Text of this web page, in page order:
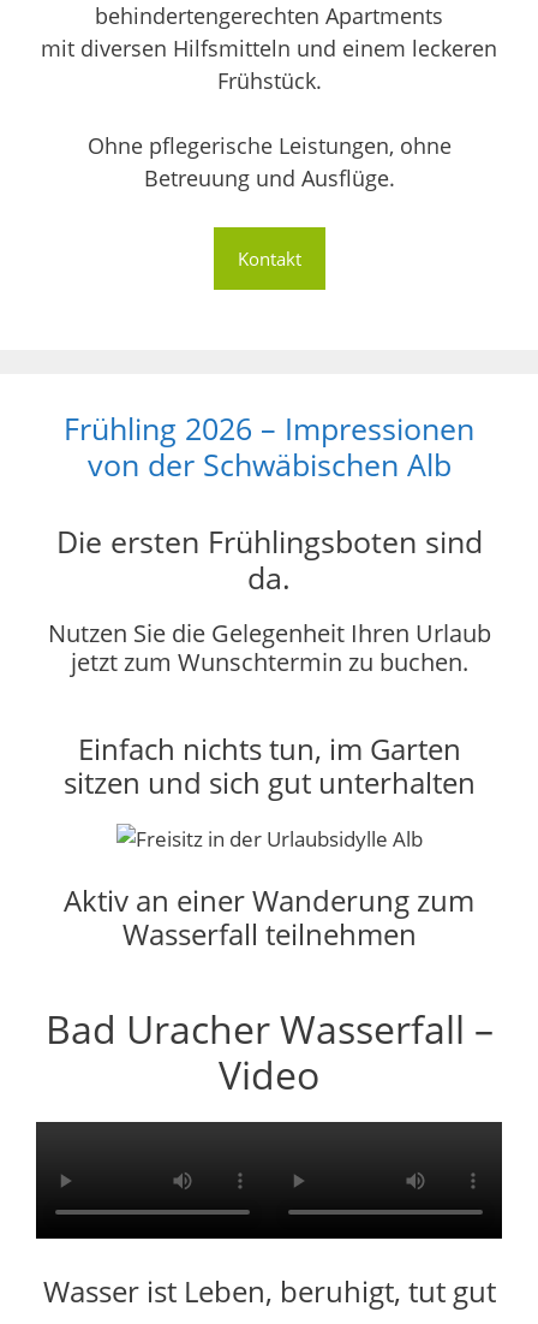
behindertengerechten Apartments
mit diversen Hilfsmitteln und einem leckeren
Frühstück.
Ohne pflegerische Leistungen, ohne
Betreuung und Ausflüge.
Kontakt
Frühling 2026 – Impressionen
von der Schwäbischen Alb
Die ersten Frühlingsboten sind
da.
Nutzen Sie die Gelegenheit Ihren Urlaub
jetzt zum Wunschtermin zu buchen.
Einfach nichts tun, im Garten
sitzen und sich gut unterhalten
Aktiv an einer Wanderung zum
Wasserfall teilnehmen
Bad Uracher Wasserfall –
Video
Wasser ist Leben, beruhigt, tut gut